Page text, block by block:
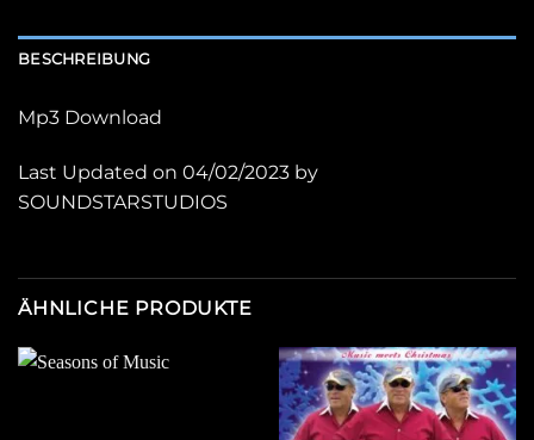
BESCHREIBUNG
Mp3 Download
Last Updated on 04/02/2023 by
SOUNDSTARSTUDIOS
ÄHNLICHE PRODUKTE